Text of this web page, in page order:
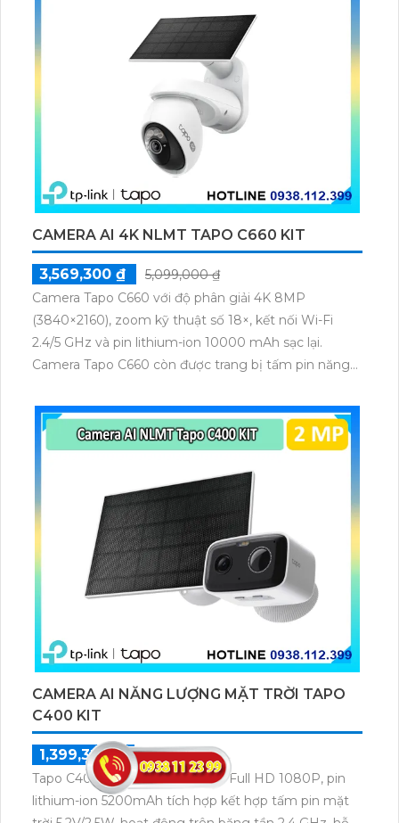
CAMERA AI 4K NLMT TAPO C660 KIT
3,569,300 ₫
5,099,000 ₫
Camera Tapo C660 với độ phân giải 4K 8MP
(3840×2160), zoom kỹ thuật số 18×, kết nối Wi-Fi
2.4/5 GHz và pin lithium-ion 10000 mAh sạc lại.
Camera Tapo C660 còn được trang bị tấm pin năng
thú cưng, phương tiện, lưu trữ thẻ microSD tối đa 512
GB.
CAMERA AI NĂNG LƯỢNG MẶT TRỜI TAPO
C400 KIT
1,399,300 ₫
1,999,000 ₫
Tapo C400 KIT với độ phân giải Full HD 1080P, pin
lithium-ion 5200mAh tích hợp kết hợp tấm pin mặt